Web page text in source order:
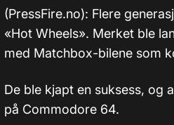
(PressFire.no): Flere
«Hot Wheels». Merket ble
med Matchbox-bilene som
De ble kjapt en suksess, og
på Commodore 64.